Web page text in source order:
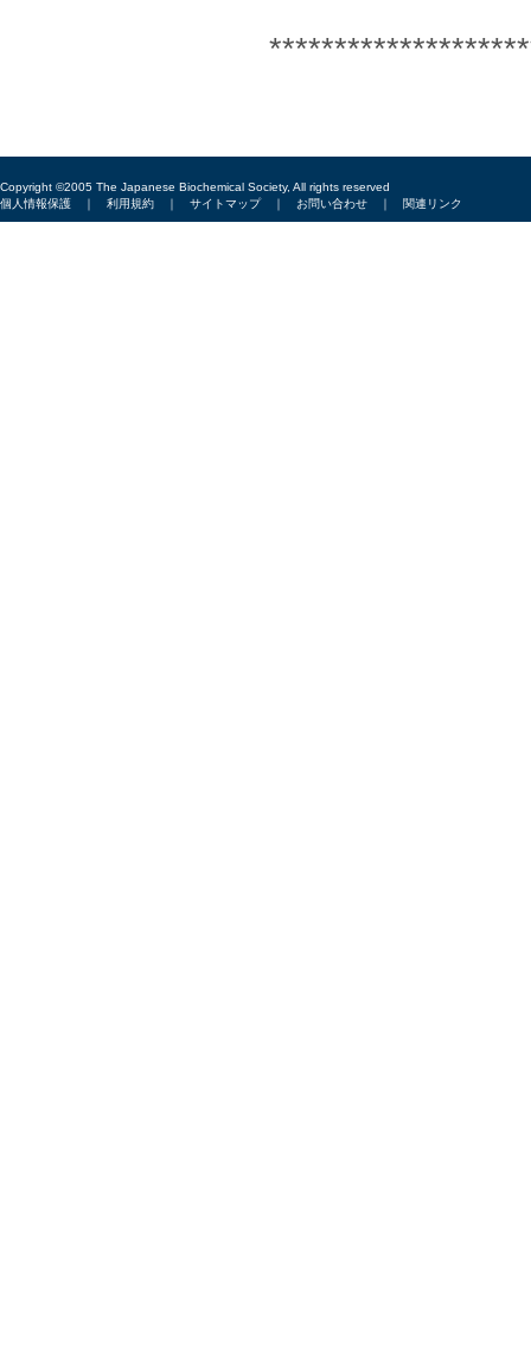
Copyright ©2005 The Japanese Biochemical Society, All rights reserved
個人情報保護 ｜ 利用規約 ｜ サイトマップ｜ お問い合わせ ｜ 関連リンク